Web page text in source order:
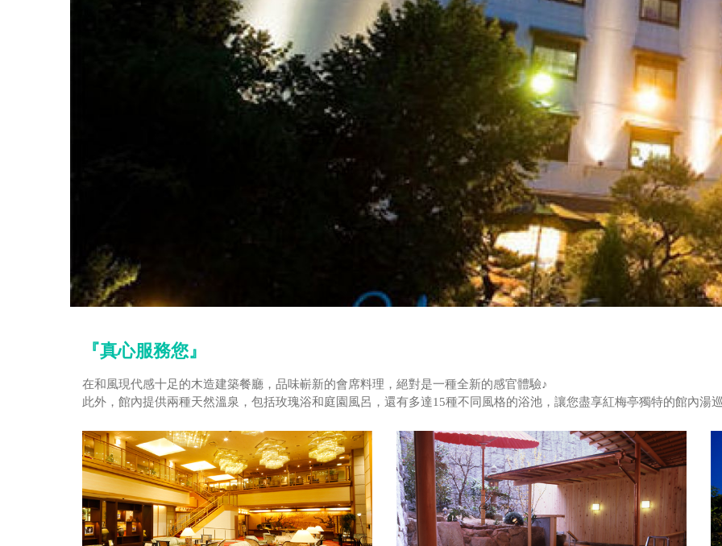
『真心服務您』
在和風現代感十足的木造建築餐廳，品味嶄新的會席料理，絕對是一種全新的感官體驗♪
此外，館內提供兩種天然溫泉，包括玫瑰浴和庭園風呂，還有多達15種不同風格的浴池，讓您盡享紅梅亭獨特的館內湯